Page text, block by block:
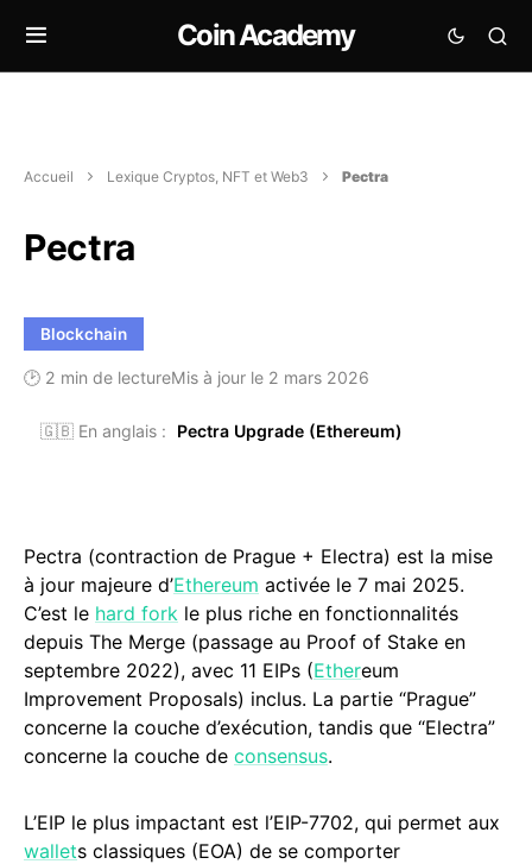
Coin Academy
Accueil Lexique Cryptos, NFT et Web3 Pectra
Pectra
Blockchain
🕑 2 min de lectureMis à jour le 2 mars 2026
🇬🇧 En anglais : Pectra Upgrade (Ethereum)
Pectra (contraction de Prague + Electra) est la mise
à jour majeure d’Ethereum activée le 7 mai 2025.
C’est le hard fork le plus riche en fonctionnalités
depuis The Merge (passage au Proof of Stake en
septembre 2022), avec 11 EIPs (Ethereum
Improvement Proposals) inclus. La partie “Prague”
concerne la couche d’exécution, tandis que “Electra”
concerne la couche de consensus.
L’EIP le plus impactant est l’EIP-7702, qui permet aux
wallets classiques (EOA) de se comporter